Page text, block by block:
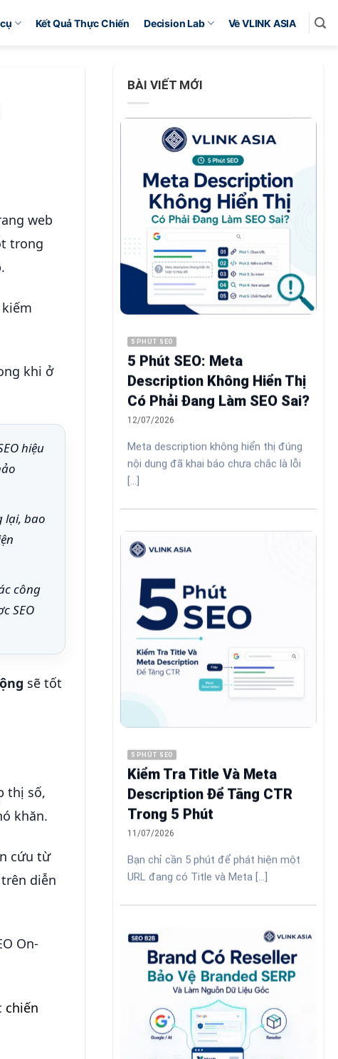
Kết Quả Thực Chiến Decision Lab Về VLINK ASIA
web
trong
khi ở
hiệu
lại, bao
công
SEO
sẽ tốt
thị số,
khăn.
cứu từ
diễn
On-
chiến
BÀI VIẾT MỚI
5 PHÚT SEO
5 Phút SEO: Meta
Description Không Hiển Thị
Có Phải Đang Làm SEO Sai?
12/07/2026
Meta description không hiển thị đúng
nội dung đã khai báo chưa chắc là lỗi
[...]
5 PHÚT SEO
Kiểm Tra Title Và Meta
Description Để Tăng CTR
Trong 5 Phút
11/07/2026
Bạn chỉ cần 5 phút để phát hiện một
URL đang có Title và Meta [...]